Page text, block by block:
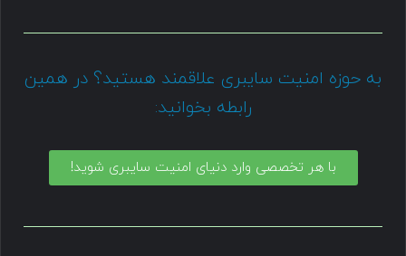
به حوزه امنیت سایبری علاقمند هستید؟ در همین
رابطه بخوانید:
با هر تخصصی وارد دنیای امنیت سایبری شوید!